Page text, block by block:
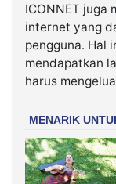
ICONNET juga
internet yang
pengguna. Hal
mendapatkan
harus